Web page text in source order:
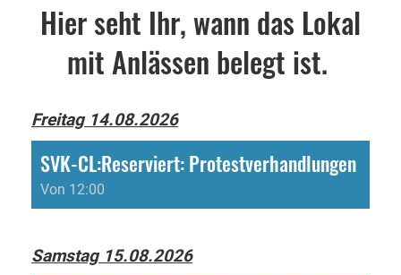
Hier seht Ihr, wann das Lokal
mit Anlässen belegt ist.
Freitag 14.08.2026
SVK-CL:Reserviert: Protestverhandlungen
Von 12:00
Samstag 15.08.2026